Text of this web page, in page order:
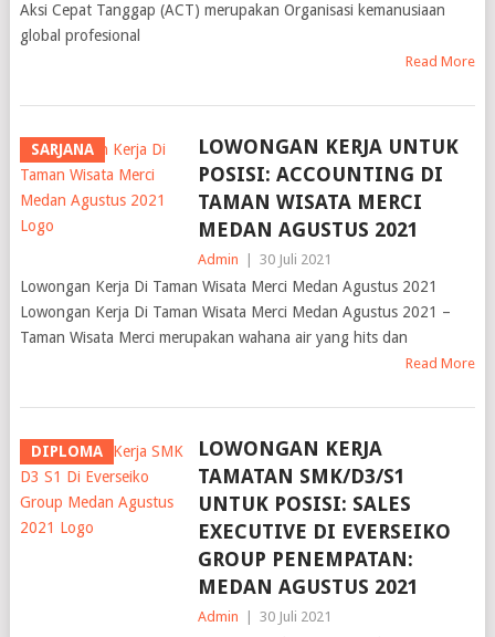
Aksi Cepat Tanggap (ACT) merupakan Organisasi kemanusiaan
global profesional
Read More
SARJANA
LOWONGAN KERJA UNTUK
POSISI: ACCOUNTING DI
TAMAN WISATA MERCI
MEDAN AGUSTUS 2021
Admin 30 Juli 2021
Lowongan Kerja Di Taman Wisata Merci Medan Agustus 2021
Lowongan Kerja Di Taman Wisata Merci Medan Agustus 2021 –
Taman Wisata Merci merupakan wahana air yang hits dan
Read More
DIPLOMA
LOWONGAN KERJA
TAMATAN SMK/D3/S1
UNTUK POSISI: SALES
EXECUTIVE DI EVERSEIKO
GROUP PENEMPATAN:
MEDAN AGUSTUS 2021
Admin 30 Juli 2021